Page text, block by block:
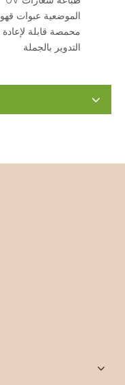
لإعادة التدوير، عبوات
قهوة مخصصة، عبوات
محمصة القهوة